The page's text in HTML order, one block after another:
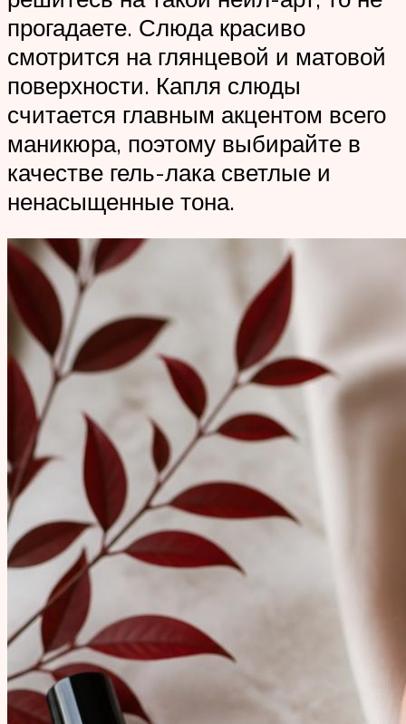
прогадаете. Слюда красиво
смотрится на глянцевой и матовой
поверхности. Капля слюды
считается главным акцентом всего
маникюра, поэтому выбирайте в
качестве гель-лака светлые и
ненасыщенные тона.